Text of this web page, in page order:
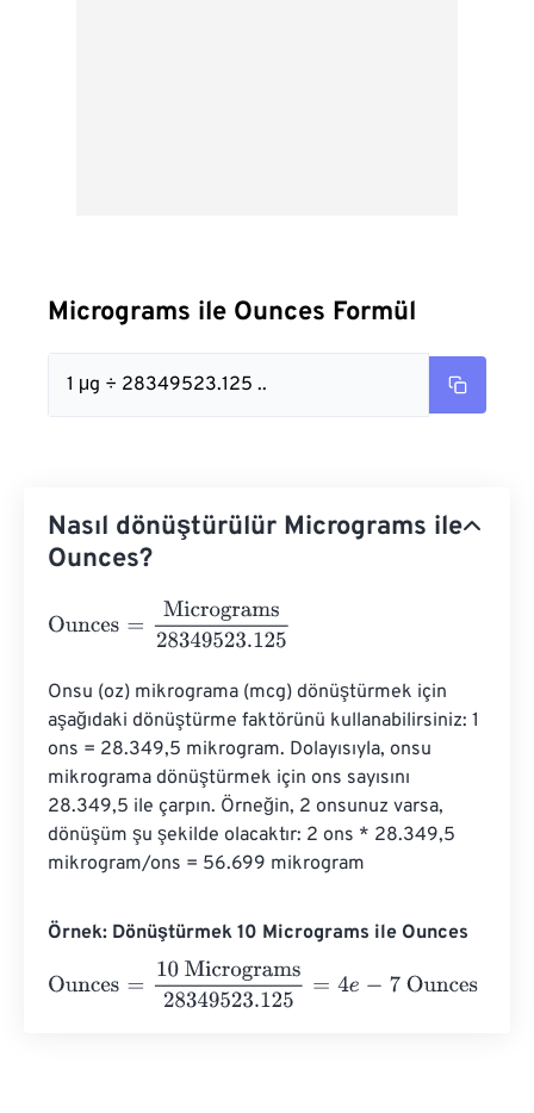
Micrograms ile Ounces Formül
1 μg ÷ 28349523.125 ..
Nasıl dönüştürülür Micrograms ile
Ounces?
Ounces Micrograms28349523.125
Onsu (oz) mikrograma (mcg) dönüştürmek için
aşağıdaki dönüştürme faktörünü kullanabilirsiniz: 1
ons = 28.349,5 mikrogram. Dolayısıyla, onsu
mikrograma dönüştürmek için ons sayısını
28.349,5 ile çarpın. Örneğin, 2 onsunuz varsa,
dönüşüm şu şekilde olacaktır: 2 ons * 28.349,5
mikrogram/ons = 56.699 mikrogram
Örnek: Dönüştürmek 10 Micrograms ile Ounces
Ounces
10 Micrograms28349523.125 =4 e-